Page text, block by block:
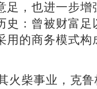
足，也进一步
史：曾被财富
用的商务模式
火柴事业，克